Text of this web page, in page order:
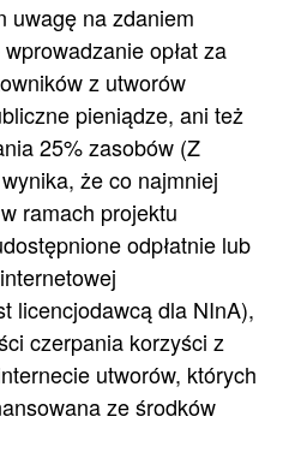
uwagę na zdaniem
opłat za
z utworów
pieniądze, ani też
25% zasobów (Z
że co najmniej
ramach projektu
odpłatnie lub
licencjodawcą dla NInA),
czerpania korzyści z
utworów, których
ze środków